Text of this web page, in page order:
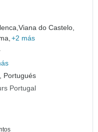
Viana do Castelo,
+2 más
Portugués
Portugal